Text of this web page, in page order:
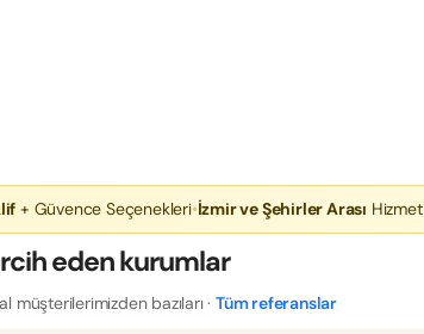
+ Güvence Seçenekleri•İzmir ve Şehirler Arası Hizmet
eden kurumlar
müşterilerimizden bazıları ·Tüm referanslar